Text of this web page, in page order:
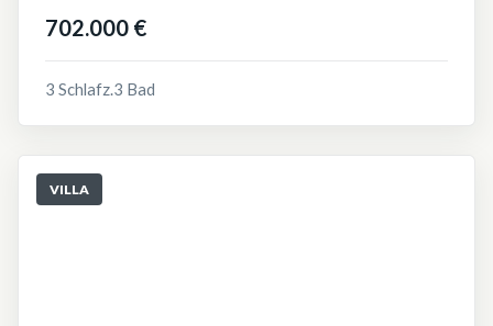
702.000 €
3 Schlafz.3 Bad
VILLA